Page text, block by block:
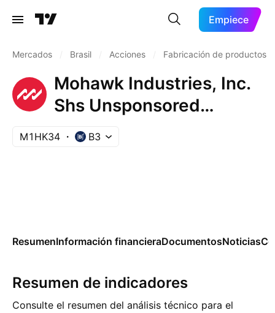
Empiece
Mercados Brasil Acciones Fabricación de productos
Mohawk Industries, Inc.
Shs Unsponsored
Brazilian Depositary
M1HK34 B3
ResumenInformación financieraDocumentosNoticias
Resumen de indicadores
Consulte el resumen del análisis técnico para el